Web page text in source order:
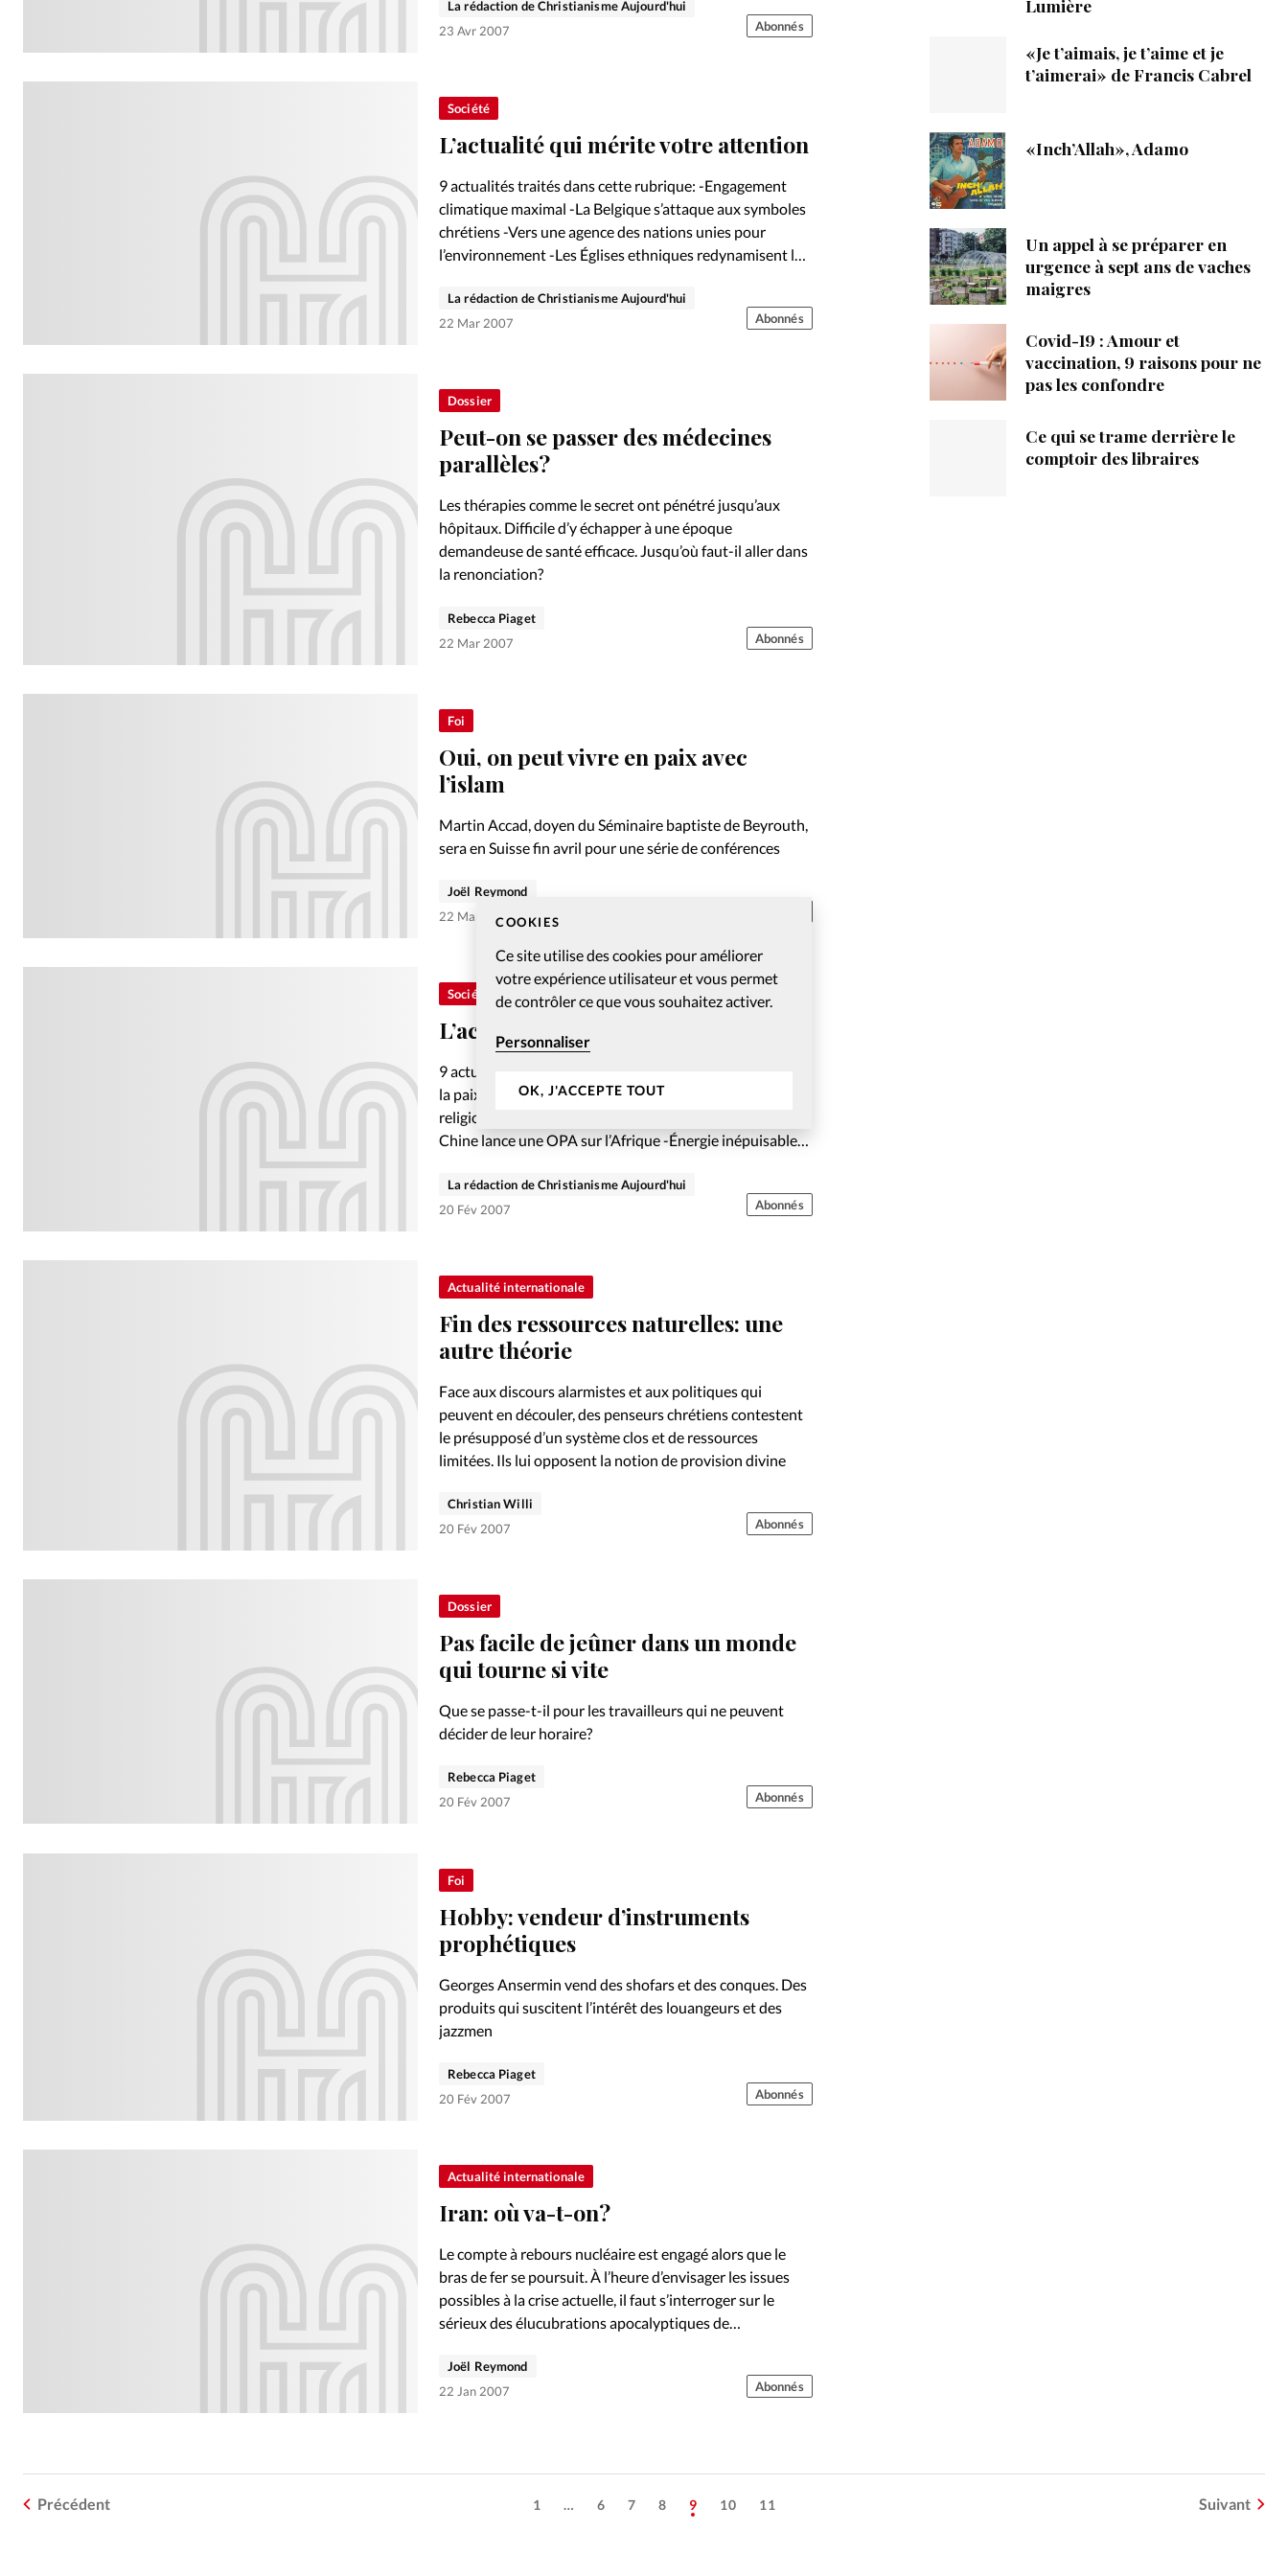
COOKIES
Ce site utilise des cookies pour améliorer
votre expérience utilisateur et vous permet
de contrôler ce que vous souhaitez activer.
Personnaliser
OK, J'ACCEPTE TOUT
La rédaction de Christianisme Aujourd'hui
23 Avr 2007
Abonnés
Société
L’actualité qui mérite votre attention
9 actualités traités dans cette rubrique: -Engagement
climatique maximal -La Belgique s’attaque aux symboles
chrétiens -Vers une agence des nations unies pour
l’environnement -Les Églises ethniques redynamisent le
La rédaction de Christianisme Aujourd'hui
22 Mar 2007
Abonnés
Dossier
Peut-on se passer des médecines
parallèles?
Les thérapies comme le secret ont pénétré jusqu’aux
hôpitaux. Difficile d’y échapper à une époque
demandeuse de santé efficace. Jusqu’où faut-il aller dans
la renonciation?
Rebecca Piaget
22 Mar 2007
Abonnés
Foi
Oui, on peut vivre en paix avec
l’islam
Martin Accad, doyen du Séminaire baptiste de Beyrouth,
sera en Suisse fin avril pour une série de conférences
Joël Reymond
22 Mar 2007
Société
L’actualité qui mérite votre attention
9 actualités traités dans cette rubrique: -Pas décisif pour
la paix irlandaise -Un mois pour mieux connaître les
religions -La Chine reconnaît l’apport de la religion -La
Chine lance une OPA sur l’Afrique -Énergie inépuisable…
La rédaction de Christianisme Aujourd'hui
20 Fév 2007
Abonnés
Actualité internationale
Fin des ressources naturelles: une
autre théorie
Face aux discours alarmistes et aux politiques qui
peuvent en découler, des penseurs chrétiens contestent
le présupposé d’un système clos et de ressources
limitées. Ils lui opposent la notion de provision divine
Christian Willi
20 Fév 2007
Abonnés
Dossier
Pas facile de jeûner dans un monde
qui tourne si vite
Que se passe-t-il pour les travailleurs qui ne peuvent
décider de leur horaire?
Rebecca Piaget
20 Fév 2007
Abonnés
Foi
Hobby: vendeur d’instruments
prophétiques
Georges Ansermin vend des shofars et des conques. Des
produits qui suscitent l’intérêt des louangeurs et des
jazzmen
Rebecca Piaget
20 Fév 2007
Abonnés
Actualité internationale
Iran: où va-t-on?
Le compte à rebours nucléaire est engagé alors que le
bras de fer se poursuit. À l’heure d’envisager les issues
possibles à la crise actuelle, il faut s’interroger sur le
sérieux des élucubrations apocalyptiques de…
Joël Reymond
22 Jan 2007
Abonnés
Précédent 1 … 6 7 8 9 10 11 Suivant
Lumière
«Je t’aimais, je t’aime et je
t’aimerai» de Francis Cabrel
«Inch’Allah», Adamo
Un appel à se préparer en
urgence à sept ans de vaches
maigres
Covid-19 : Amour et
vaccination, 9 raisons pour ne
pas les confondre
Ce qui se trame derrière le
comptoir des libraires